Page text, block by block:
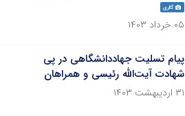
گالری
۰۵ خرداد ۱۴۰۳
پیام تسلیت جهاددانشگاهی در پی
شهادت آیت‌الله رئیسی و همراهان
۳۱ اردیبهشت ۱۴۰۳